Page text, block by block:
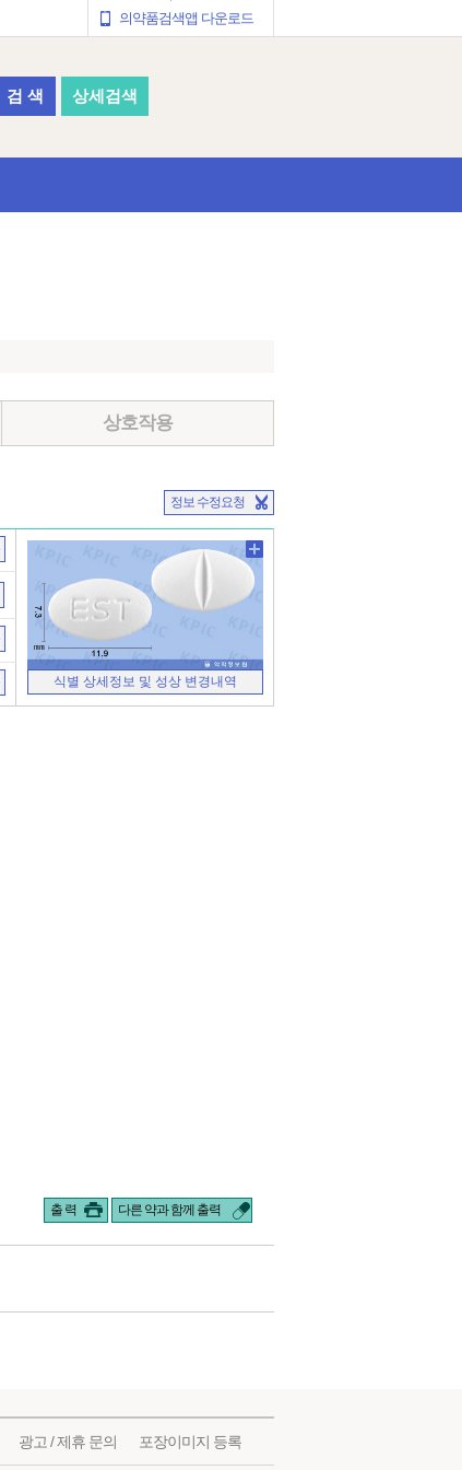
의약품검색앱 다운로드
검 색 상세검색
상호작용
정보 수정요청
식별 상세정보 및 성상 변경내역
출 력 다른 약과 함께 출력
광고 / 제휴 문의 포장이미지 등록